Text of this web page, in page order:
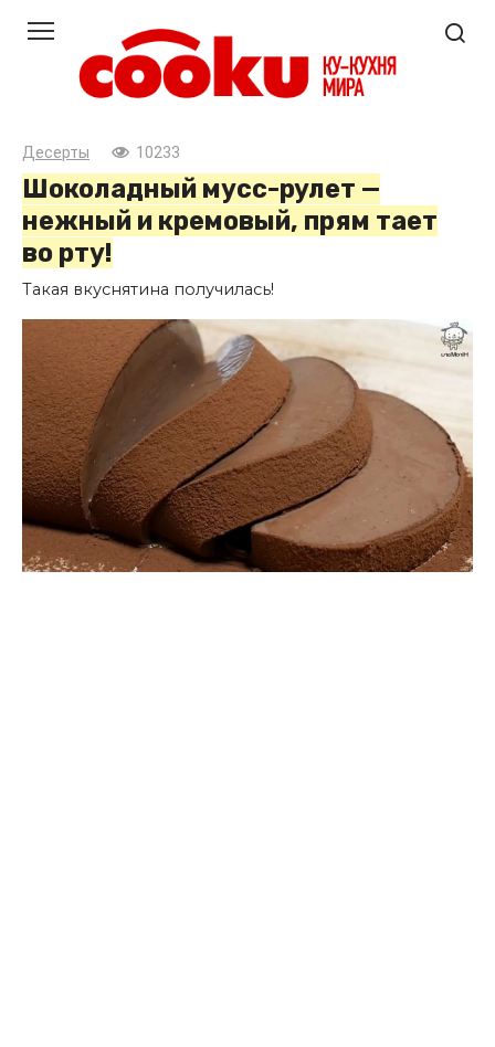
контенту
Десерты 10233
Шоколадный мусс-рулет —
нежный и кремовый, прям тает
во рту!
Такая вкуснятина получилась!